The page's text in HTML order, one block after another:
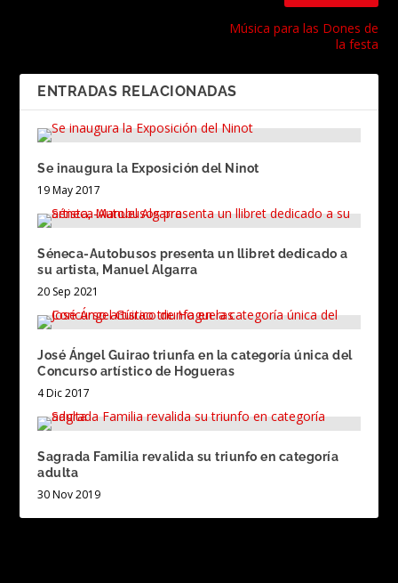
Música para las Dones de
la festa
ENTRADAS RELACIONADAS
Se inaugura la Exposición del Ninot
19 May 2017
Séneca-Autobusos presenta un llibret dedicado a
su artista, Manuel Algarra
20 Sep 2021
José Ángel Guirao triunfa en la categoría única del
Concurso artístico de Hogueras
4 Dic 2017
Sagrada Familia revalida su triunfo en categoría
adulta
30 Nov 2019